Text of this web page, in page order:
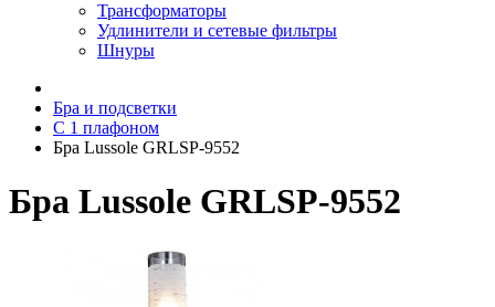
Трансформаторы
Удлинители и сетевые фильтры
Шнуры
Бра и подсветки
С 1 плафоном
Бра Lussole GRLSP-9552
Бра Lussole GRLSP-9552